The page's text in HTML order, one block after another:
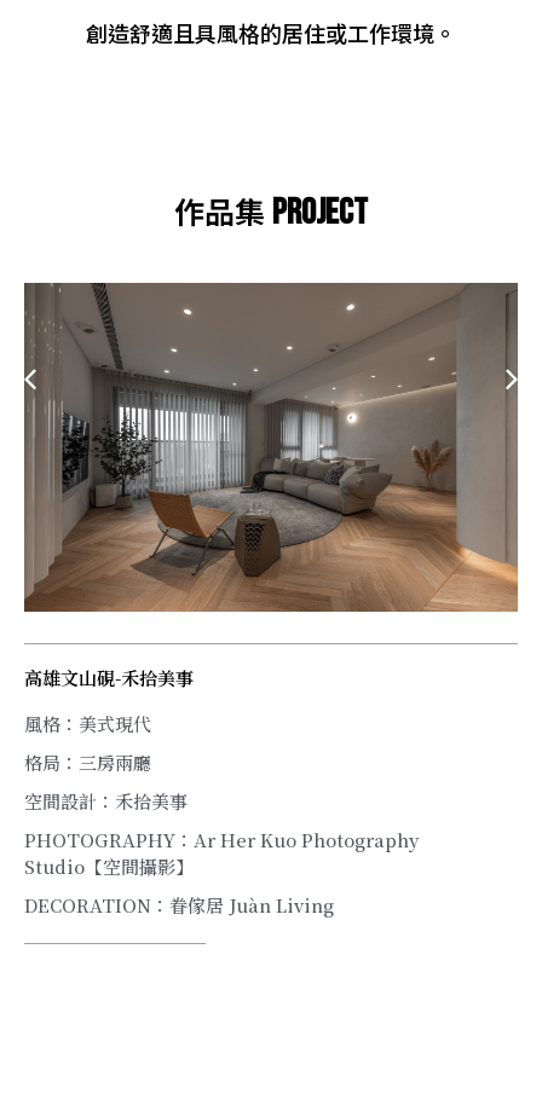
創造舒適且具風格的居住或工作環境。
作品集 PROJECT
高雄文山硯-禾拾美事
風格：美式現代
格局：三房兩廳
空間設計：禾拾美事
PHOTOGRAPHY：Ar Her Kuo Photography
Studio【空間攝影】
DECORATION：眷傢居 Juàn Living